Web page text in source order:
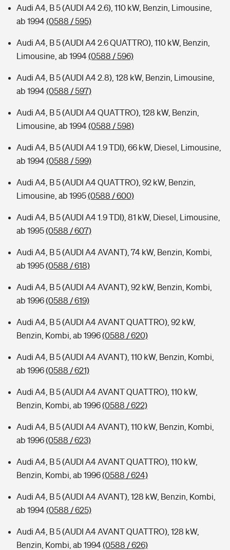
Sie haben Fragen?
Audi A4, B 5 (AUDI A4 2.6), 110 kW, Benzin, Limousine,
ab 1994(0588 / 595)
Audi A4, B 5 (AUDI A4 2.6 QUATTRO), 110 kW, Benzin,
Limousine, ab 1994(0588 / 596)
Audi A4, B 5 (AUDI A4 2.8), 128 kW, Benzin, Limousine,
ab 1994(0588 / 597)
Audi A4, B 5 (AUDI A4 QUATTRO), 128 kW, Benzin,
Limousine, ab 1994(0588 / 598)
Audi A4, B 5 (AUDI A4 1.9 TDI), 66 kW, Diesel, Limousine,
ab 1994(0588 / 599)
Audi A4, B 5 (AUDI A4 QUATTRO), 92 kW, Benzin,
Limousine, ab 1995(0588 / 600)
Audi A4, B 5 (AUDI A4 1.9 TDI), 81 kW, Diesel, Limousine,
ab 1995(0588 / 607)
Audi A4, B 5 (AUDI A4 AVANT), 74 kW, Benzin, Kombi,
ab 1995(0588 / 618)
Audi A4, B 5 (AUDI A4 AVANT), 92 kW, Benzin, Kombi,
ab 1996(0588 / 619)
Audi A4, B 5 (AUDI A4 AVANT QUATTRO), 92 kW,
Benzin, Kombi, ab 1996(0588 / 620)
Audi A4, B 5 (AUDI A4 AVANT), 110 kW, Benzin, Kombi,
ab 1996(0588 / 621)
Audi A4, B 5 (AUDI A4 AVANT QUATTRO), 110 kW,
Benzin, Kombi, ab 1996(0588 / 622)
Audi A4, B 5 (AUDI A4 AVANT), 110 kW, Benzin, Kombi,
ab 1996(0588 / 623)
Audi A4, B 5 (AUDI A4 AVANT QUATTRO), 110 kW,
Benzin, Kombi, ab 1996(0588 / 624)
Audi A4, B 5 (AUDI A4 AVANT), 128 kW, Benzin, Kombi,
ab 1994(0588 / 625)
Audi A4, B 5 (AUDI A4 AVANT QUATTRO), 128 kW,
Benzin, Kombi, ab 1994(0588 / 626)